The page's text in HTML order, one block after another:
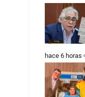
hace 6 horas